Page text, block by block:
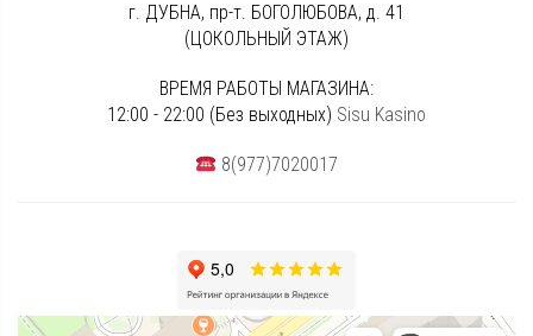
г. ДУБНА, пр-т. БОГОЛЮБОВА, д. 41
(ЦОКОЛЬНЫЙ ЭТАЖ)
ВРЕМЯ РАБОТЫ МАГАЗИНА:
12:00 - 22:00 (Без выходных) Sisu Kasino
8(977)7020017